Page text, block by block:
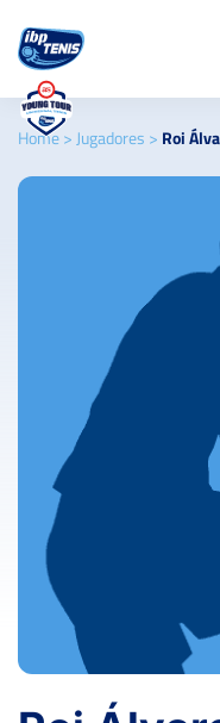
Home> Jugadores > Roi